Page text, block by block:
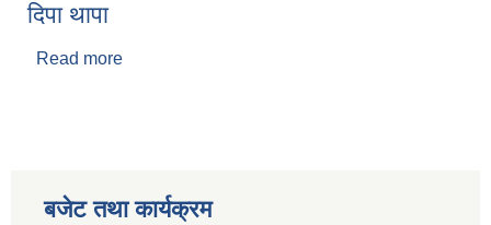
दिपा थापा
Read more
बजेट तथा कार्यक्रम